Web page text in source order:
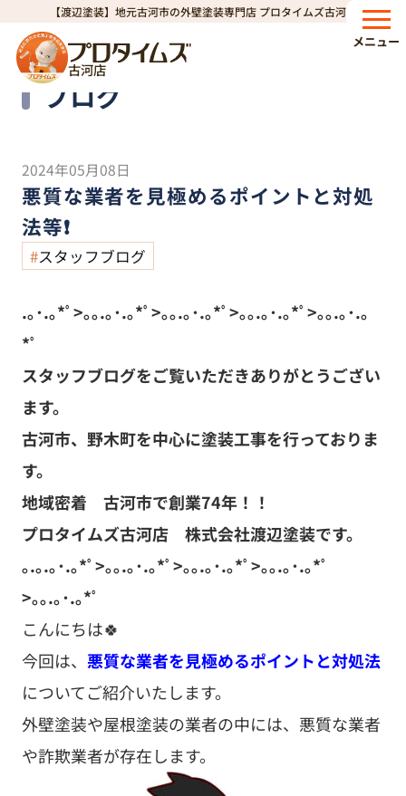
【渡辺塗装】地元古河市の外壁塗装専門店 プロタイムズ古河店
古河店
メニュー
HOME>ブログ> 悪質な業者を見極めるポイントと対処法等❗
ブログ
Blog
2024年05月08日
悪質な業者を見極めるポイントと対処
法等❗
スタッフブログ
.｡･.｡*ﾟ>｡｡.｡･.｡*ﾟ>｡｡.｡･.｡*ﾟ>｡｡.｡･.｡*ﾟ>｡｡.｡･.｡
*ﾟ
スタッフブログをご覧いただきありがとうござい
ます。
古河市、野木町を中心に塗装工事を行っておりま
す。
地域密着 古河市で創業74年！！
プロタイムズ古河店 株式会社渡辺塗装です。
｡.｡.｡･.｡*ﾟ>｡｡.｡･.｡*ﾟ>｡｡.｡･.｡*ﾟ>｡｡.｡･.｡*ﾟ
>｡｡.｡･.｡*ﾟ
こんにちは🍀
今回は、 悪質な業者を見極めるポイントと対処法
についてご紹介いたします。
外壁塗装や屋根塗装の業者の中には、悪質な業者
や詐欺業者が存在します。